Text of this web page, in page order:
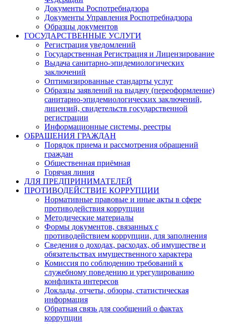
Документы Роспотребнадзора
Документы Управления Роспотребнадзора
Образцы документов
ГОСУДАРСТВЕННЫЕ УСЛУГИ
Регистрация уведомлений
Государственная Регистрация и Лицензирование
Выдача санитарно-эпидемиологических
заключений
Оптимизированные стандарты услуг
Образцы заявлений на выдачу (переоформление)
санитарно-эпидемиологических заключений,
лицензий, свидетельств государственной
регистрации
Информационные системы, реестры
ОБРАЩЕНИЯ ГРАЖДАН
Порядок приема и рассмотрения обращений
граждан
Общественная приёмная
Горячая линия
ДЛЯ ПРЕДПРИНИМАТЕЛЕЙ
ПРОТИВОДЕЙСТВИЕ КОРРУПЦИИ
Нормативные правовые и иные акты в сфере
противодействия коррупции
Методические материалы
Формы документов, связанных с
противодействием коррупции, для заполнения
Сведения о доходах, расходах, об имуществе и
обязательствах имущественного характера
Комиссия по соблюдению требований к
служебному поведению и урегулированию
конфликта интересов
Доклады, отчеты, обзоры, статистическая
информация
Обратная связь для сообщений о фактах
коррупции